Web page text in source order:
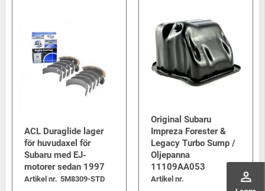
perm_identity
ACL Duraglide lager
för huvudaxel för
Subaru med EJ-
motorer sedan 1997
Artikel nr. 5M8309-STD
Original Subaru
Impreza Forester &
Legacy Turbo Sump /
Oljepanna
11109AA053
Artikel nr.